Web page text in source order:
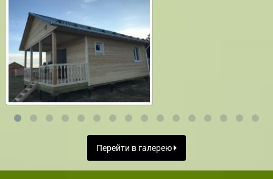
Перейти в галерею